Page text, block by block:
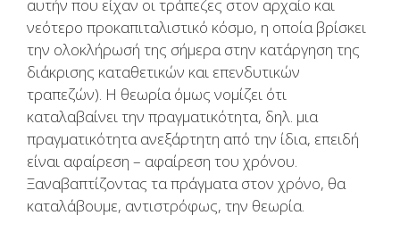
αυτήν που είχαν οι τράπεζες στον αρχαίο και
νεότερο προκαπιταλιστικό κόσμο, η οποία βρίσκει
την ολοκλήρωσή της σήμερα στην κατάργηση της
διάκρισης καταθετικών και επενδυτικών
τραπεζών). Η θεωρία όμως νομίζει ότι
καταλαβαίνει την πραγματικότητα, δηλ. μια
πραγματικότητα ανεξάρτητη από την ίδια, επειδή
είναι αφαίρεση – αφαίρεση του χρόνου.
Ξαναβαπτίζοντας τα πράγματα στον χρόνο, θα
καταλάβουμε, αντιστρόφως, την θεωρία.